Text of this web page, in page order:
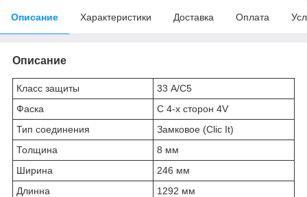
Описание Характеристики Доставка Оплата
Описание
Класс защиты
33 А/С5
Фаска
С 4-х сторон 4V
Тип соединения
Замковое (Clic It)
Толщина
8 мм
Ширина
246 мм
Длинна
1292 мм